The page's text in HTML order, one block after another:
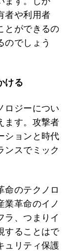
者や利用者
とができるの
のでしょう
ける
ロジーについ
ます。攻撃者
ションと時代
ンスでミック
命のテクノロ
業革命のイノ
ラ、つまりイ
することはで
ュリティ保護